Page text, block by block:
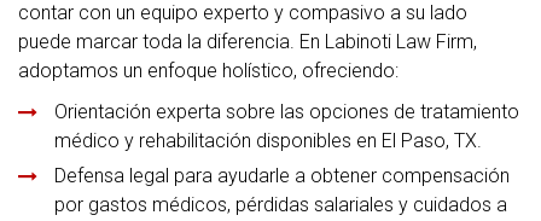
contar con un equipo experto y compasivo a su lado
puede marcar toda la diferencia. En Labinoti Law Firm,
adoptamos un enfoque holístico, ofreciendo:
Orientación experta sobre las opciones de tratamiento
médico y rehabilitación disponibles en El Paso, TX.
Defensa legal para ayudarle a obtener compensación
por gastos médicos, pérdidas salariales y cuidados a